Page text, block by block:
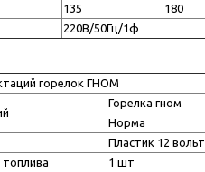
135 180
220В/50Гц/1ф
горелок ГНОМ
Горелка гном
Норма
Пластик 12 вольт
1 шт